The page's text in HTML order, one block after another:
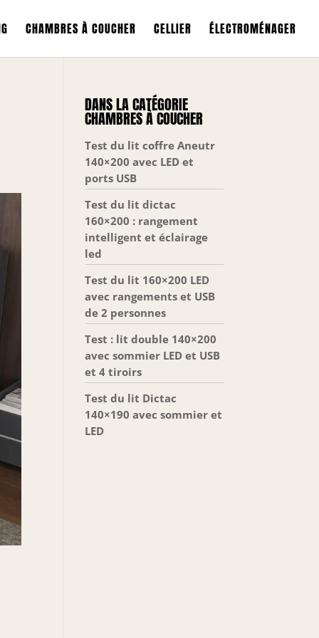
CHAMBRES À COUCHER CELLIER ÉLECTROMÉNAGER
DANS LA CATÉGORIE
CHAMBRES À COUCHER
Test du lit coffre Aneutr
140×200 avec LED et
ports USB
Test du lit dictac
160×200 : rangement
intelligent et éclairage
led
Test du lit 160×200 LED
avec rangements et USB
de 2 personnes
Test : lit double 140×200
avec sommier LED et USB
et 4 tiroirs
Test du lit Dictac
140×190 avec sommier et
LED